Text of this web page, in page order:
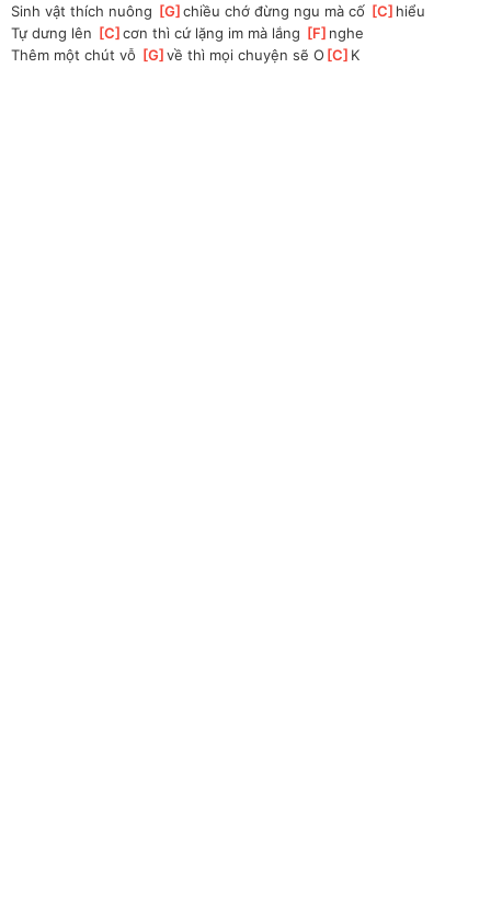
Sinh vật thích nuông [G ]
chiều chớ đừng ngu mà cố [C ]hiểu
Tự dưng lên [C ]
cơn thì cứ lặng im mà lắng [F ]nghe
Thêm một chút vỗ [G ]
về thì mọi chuyện sẽ O [C ]K